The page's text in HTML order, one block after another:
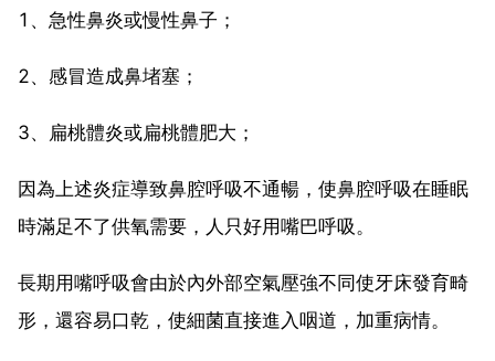
1、急性鼻炎或慢性鼻子；
2、感冒造成鼻堵塞；
3、扁桃體炎或扁桃體肥大；
因為上述炎症導致鼻腔呼吸不通暢，使鼻腔呼吸在睡眠
時滿足不了供氧需要，人只好用嘴巴呼吸。
長期用嘴呼吸會由於內外部空氣壓強不同使牙床發育畸
形，還容易口乾，使細菌直接進入咽道，加重病情。